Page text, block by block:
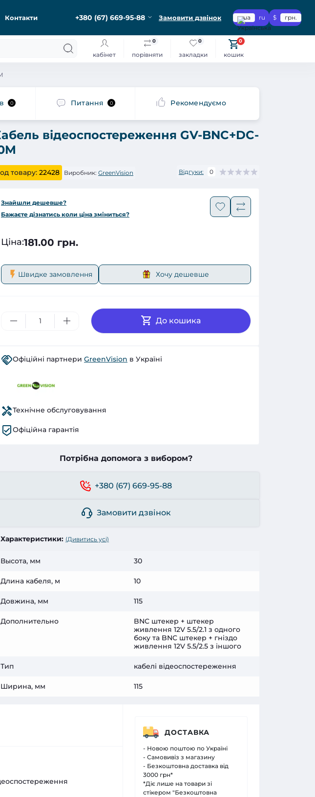
Контакти +380 (67) 669-95-88 Замовити дзвінок ua ru $ грн.
кабінет порівняти
0
закладки
0
кошик
0
0 Питання 0 Рекомендуємо
відеоспостереження GV-BNC+DC-
товару: 22428 Виробник: GreenVision Відгуки: 0
Знайшли дешевше?
Бажаєте дізнатись коли ціна зміниться?
Ціна:181.00 грн.
Швидке замовлення Хочу дешевше
До кошика
Офіційні партнери GreenVision в Україні
Технічне обслуговування
Офіційна гарантія
Потрібна допомога з вибором?
+380 (67) 669-95-88
Замовити дзвінок
Характеристики: (Дивитись усі)
Высота, мм 30
Длина кабеля, м 10
Довжина, мм 115
Дополнительно
BNC штекер + штекер
живлення 12V 5.5/2.1 з одного
боку та BNC штекер + гніздо
живлення 12V 5.5/2.5 з іншого
Тип кабелі відеоспостереження
Ширина, мм 115
ДОСТАВКА
- Новою поштою по Україні
- Самовивіз з магазину
- Безкоштовна доставка від
3000 грн*
*Діє лише на товари зі
стікером "Безкоштовна